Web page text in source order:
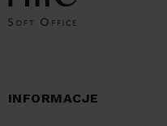
INFORMACJE